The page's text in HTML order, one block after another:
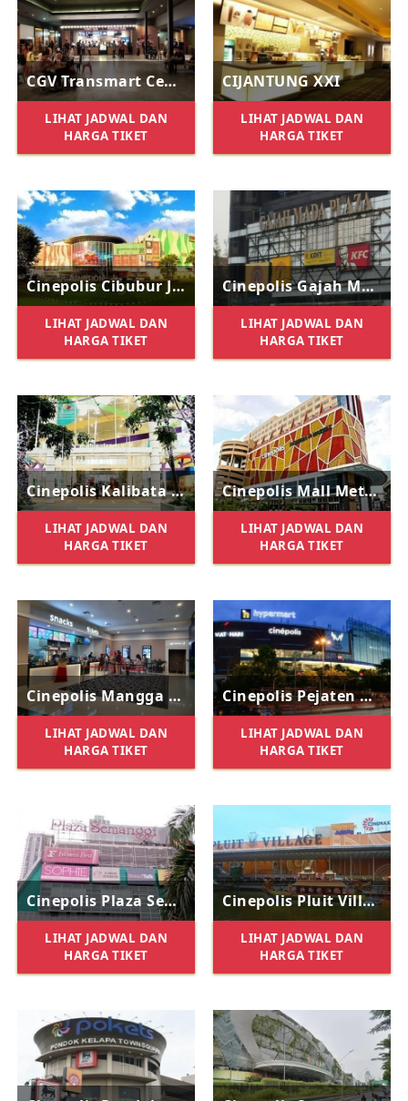
CGV Transmart Cempaka Putih
LIHAT JADWAL DAN
HARGA TIKET
CIJANTUNG XXI
LIHAT JADWAL DAN
HARGA TIKET
Cinepolis Cibubur Junction
LIHAT JADWAL DAN
HARGA TIKET
Cinepolis Gajah Mada Plaza
LIHAT JADWAL DAN
HARGA TIKET
Cinepolis Kalibata City Square
LIHAT JADWAL DAN
HARGA TIKET
Cinepolis Mall Metro Kebayoran
LIHAT JADWAL DAN
HARGA TIKET
Cinepolis Mangga Dua Square
LIHAT JADWAL DAN
HARGA TIKET
Cinepolis Pejaten Village
LIHAT JADWAL DAN
HARGA TIKET
Cinepolis Plaza Semanggi
LIHAT JADWAL DAN
HARGA TIKET
Cinepolis Pluit Village
LIHAT JADWAL DAN
HARGA TIKET